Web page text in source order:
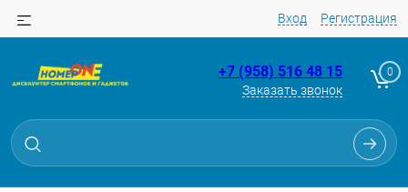
Вход Регистрация
+7 (958) 516 48 15
Заказать звонок
0
Для клиентов всех банков
Разбейте